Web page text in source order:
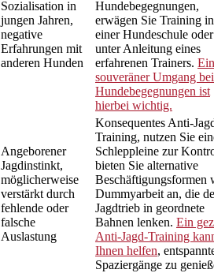
Sozialisation in
jungen Jahren,
negative
Erfahrungen mit
anderen Hunden
Hundebegegnungen,
erwägen Sie Training in
einer Hundeschule oder
unter Anleitung eines
erfahrenen Trainers. Ein
souveräner Umgang bei
Hundebegegnungen ist
hierbei wichtig.
Angeborener
Jagdinstinkt,
möglicherweise
verstärkt durch
fehlende oder
falsche
Auslastung
Konsequentes Anti-
Training, nutzen Sie
Schleppleine zur
bieten Sie alternative
Beschäftigungsformen
Dummyarbeit an, die
Jagdtrieb in geordnete
Bahnen lenken. Ein
Anti-Jagd-Training
Ihnen helfen,
Spaziergänge zu